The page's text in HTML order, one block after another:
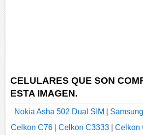
CELULARES QUE SON
ESTA IMAGEN.
Nokia Asha 502 Dual SIM
Celkon C76| Celkon C3333| Celkon